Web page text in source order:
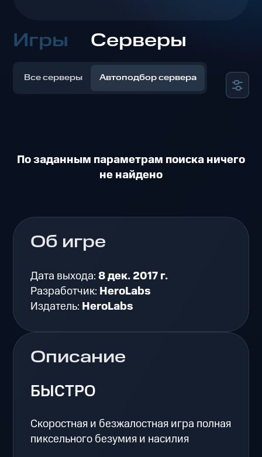
Игры Серверы
Все серверы Автоподбор сервера
По заданным параметрам поиска ничего
не найдено
Описание
БЫСТРО
Скоростная и безжалостная игра полная
пиксельного безумия и насилия
Об игре
Дата выхода:8 дек. 2017 г.
Разработчик: HeroLabs
Издатель: HeroLabs